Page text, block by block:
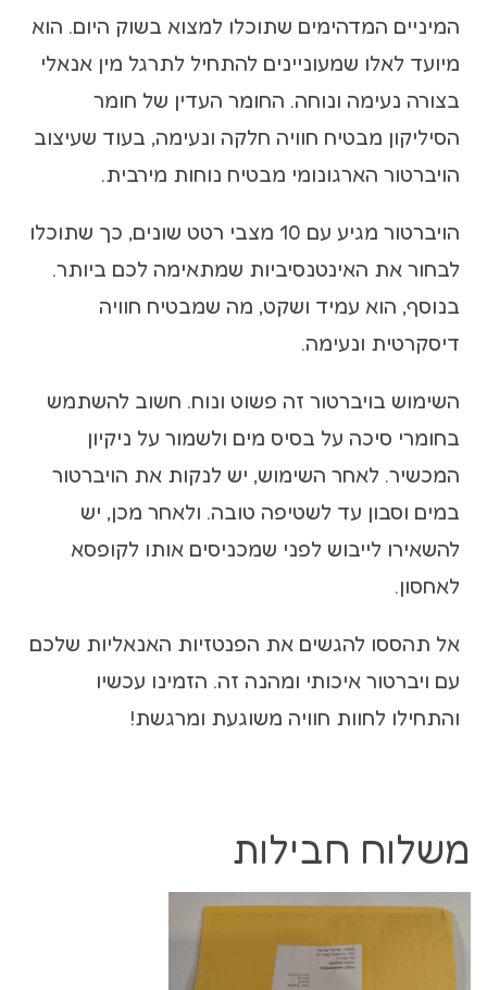
המיניים המדהימים שתוכלו למצוא בשוק היום. הוא
מיועד לאלו שמעוניינים להתחיל לתרגל מין אנאלי
בצורה נעימה ונוחה. החומר העדין של חומר
הסיליקון מבטיח חוויה חלקה ונעימה, בעוד שעיצוב
הויברטור הארגונומי מבטיח נוחות מירבית.
הויברטור מגיע עם 10 מצבי רטט שונים, כך שתוכלו
לבחור את האינטנסיביות שמתאימה לכם ביותר.
בנוסף, הוא עמיד ושקט, מה שמבטיח חוויה
דיסקרטית ונעימה.
השימוש בויברטור זה פשוט ונוח. חשוב להשתמש
בחומרי סיכה על בסיס מים ולשמור על ניקיון
המכשיר. לאחר השימוש, יש לנקות את הויברטור
במים וסבון עד לשטיפה טובה. ולאחר מכן, יש
להשאירו לייבוש לפני שמכניסים אותו לקופסא
לאחסון.
אל תהססו להגשים את הפנטזיות האנאליות שלכם
עם ויברטור איכותי ומהנה זה. הזמינו עכשיו
והתחילו לחוות חוויה משוגעת ומרגשת!
משלוח חבילות